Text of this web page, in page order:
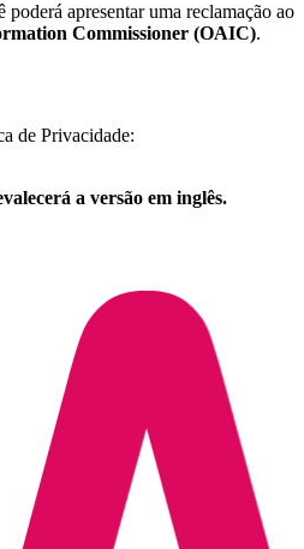
apresentar uma reclamação ao
Commissioner (OAIC).
de Privacidade:
a versão em inglês.